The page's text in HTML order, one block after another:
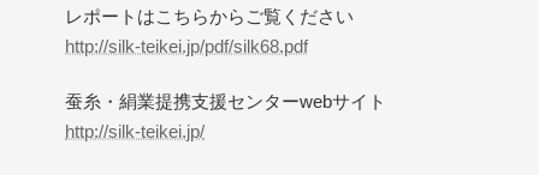
レポートはこちらからご覧ください
http://silk-teikei.jp/pdf/silk68.pdf
蚕糸・絹業提携支援センターwebサイト
http://silk-teikei.jp/